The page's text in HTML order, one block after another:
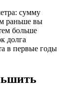
сумму
раньше вы
больше
долга
в первые годы